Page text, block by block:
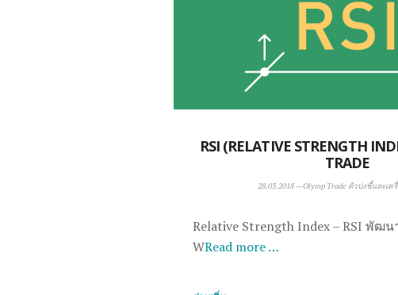
RSI (RELATIVE STRENGTH
TRADE
28.03.2018 —Olymp Trade ตัวบ่งชี้และเค
Relative Strength Index – RSI พัฒน
WRead more …